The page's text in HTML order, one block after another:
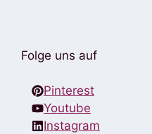
Folge uns auf
Pinterest
Youtube
Instagram